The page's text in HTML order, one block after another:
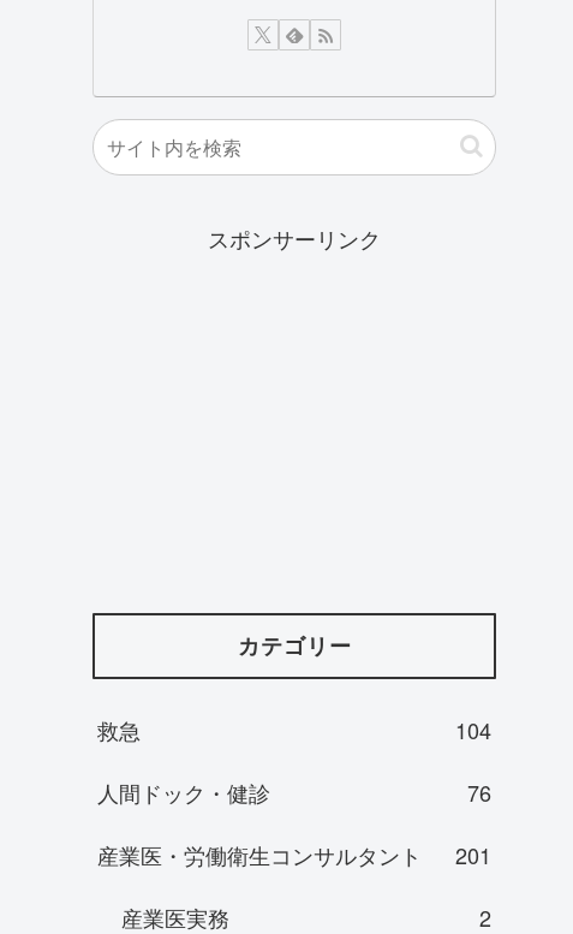
スポンサーリンク
カテゴリー
救急
104
人間ドック・健診
76
産業医・労働衛生コンサルタント
201
産業医実務
2